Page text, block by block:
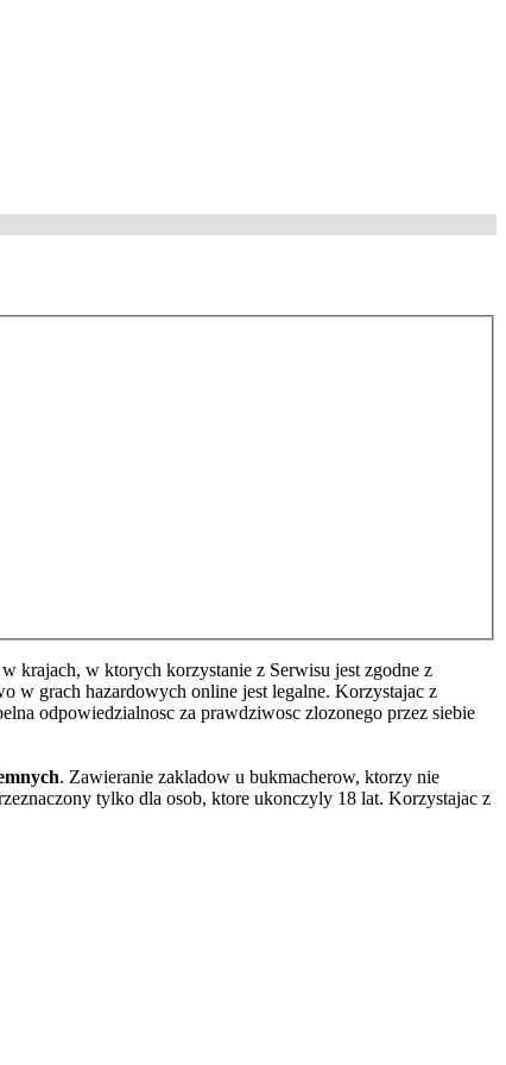
krajach, w ktorych korzystanie z Serwisu jest zgodne z
w grach hazardowych online jest legalne. Korzystajac z
odpowiedzialnosc za prawdziwosc zlozonego przez siebie
. Zawieranie zakladow u bukmacherow, ktorzy nie
tylko dla osob, ktore ukonczyly 18 lat. Korzystajac z